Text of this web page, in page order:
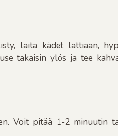
laita kädet lattiaan,
takaisin ylös ja tee
Voit pitää 1-2 minuutin